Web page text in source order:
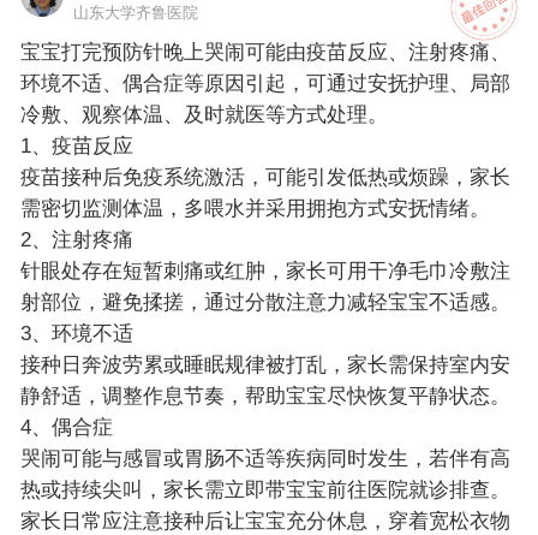
山东大学齐鲁医院
宝宝打完预防针晚上哭闹可能由疫苗反应、注射疼痛、
环境不适、偶合症等原因引起，可通过安抚护理、局部
冷敷、观察体温、及时就医等方式处理。
1、疫苗反应
疫苗接种后免疫系统激活，可能引发低热或烦躁，家长
需密切监测体温，多喂水并采用拥抱方式安抚情绪。
2、注射疼痛
针眼处存在短暂刺痛或红肿，家长可用干净毛巾冷敷注
射部位，避免揉搓，通过分散注意力减轻宝宝不适感。
3、环境不适
接种日奔波劳累或睡眠规律被打乱，家长需保持室内安
静舒适，调整作息节奏，帮助宝宝尽快恢复平静状态。
4、偶合症
哭闹可能与感冒或胃肠不适等疾病同时发生，若伴有高
热或持续尖叫，家长需立即带宝宝前往医院就诊排查。
家长日常应注意接种后让宝宝充分休息，穿着宽松衣物